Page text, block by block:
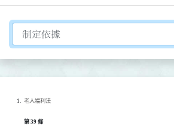
切換選擇法規資訊內容
老人福利法
第 39 條